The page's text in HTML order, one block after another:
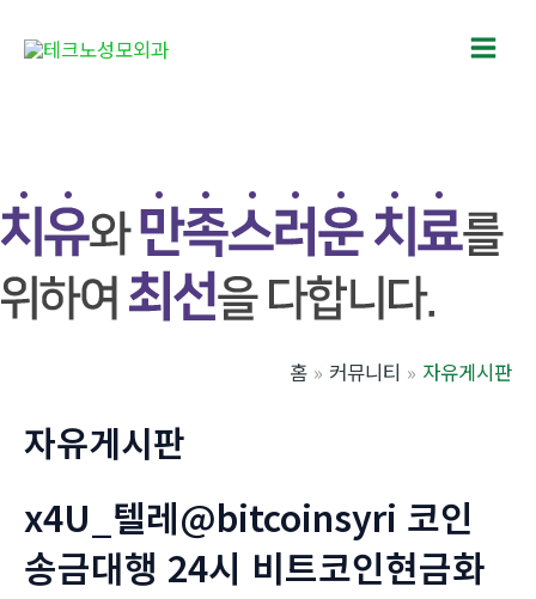
뛰
기
Main
홈 커뮤니티 자유게시판
자유게시판
x4U_텔레@bitcoinsyri 코인
송금대행 24시 비트코인현금화